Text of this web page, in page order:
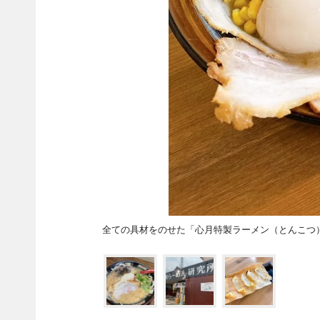
全ての具材をのせた「心月特製ラーメン（とんこつ